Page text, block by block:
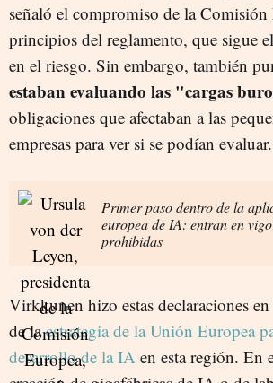
señaló el compromiso de la
principios del reglamento, que sigue
en el riesgo. Sin embargo, también
estaban evaluando las "cargas
obligaciones que afectaban a las
empresas para ver si se podían evaluar.
Primer paso dentro de la
europea de IA: entran en
prohibidas
Virkkunen hizo estas declaraciones
de laestrategia de la Unión Europea
desarrollo de la IA en esta región. En